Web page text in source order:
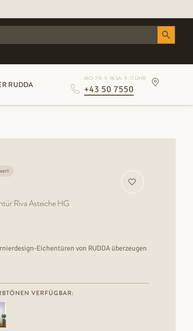
Search Button
RUDDA
MO-FR: 9-18 SA: 9-17 UHR
+43 50 7550
Riva Asteiche HG
Eichentüren von RUDDA überzeugen
VERFÜGBAR: